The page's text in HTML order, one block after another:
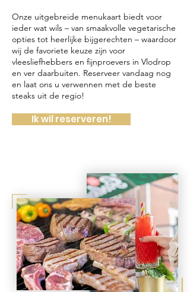
Onze uitgebreide menukaart biedt voor
ieder wat wils – van smaakvolle vegetarische
opties tot heerlijke bijgerechten – waardoor
wij de favoriete keuze zijn voor
vleesliefhebbers en fijnproevers in Vlodrop
en ver daarbuiten. Reserveer vandaag nog
en laat ons u verwennen met de beste
steaks uit de regio!
Ik wil reserveren!